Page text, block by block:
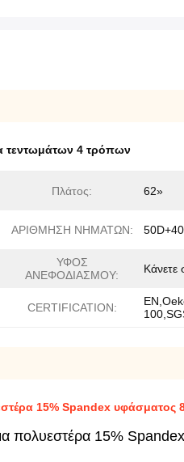
τεντωμάτων 4 τρόπων
Πλάτος: 62»
ΑΡΙΘΜΗΣΗ ΝΗΜΑΤΩΝ:
ΥΦΟΣ
ΑΝΕΦΟΔΙΑΣΜΟΥ:
Κάνετε
CERTIFICATION:
15% Spandex υφάσματος
πολυεστέρα 15%